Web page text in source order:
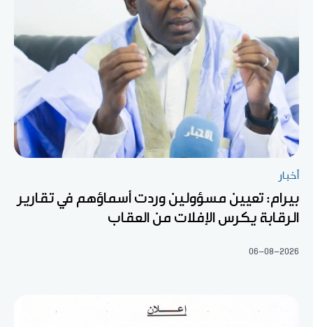
أخبار
بيرام: تعيين مسؤولين وردت أسماؤهم في تقارير
الرقابة يكرس الإفلات من العقاب
06-08-2026